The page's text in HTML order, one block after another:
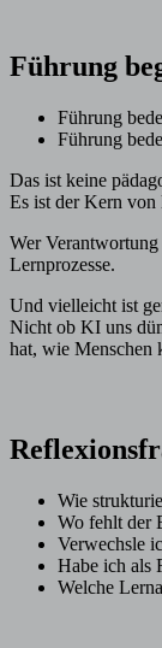
Führung
Führung
Führung
Das ist keine
Es ist der Kern von
Wer
Lernprozesse.
Und vielleicht ist
Nicht ob KI uns
hat, wie Menschen
Wie
Wo fehlt der
Verwechsle
Habe ich als
Welche